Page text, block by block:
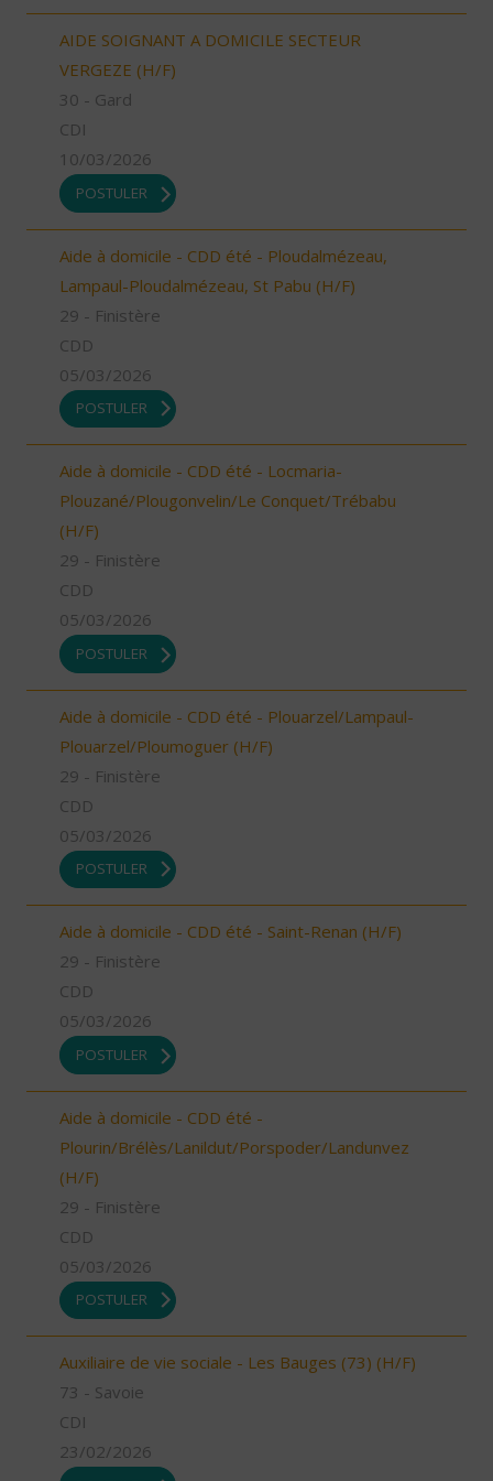
AIDE SOIGNANT A DOMICILE SECTEUR
VERGEZE (H/F)
30 - Gard
CDI
10/03/2026
POSTULER
Aide à domicile - CDD été - Ploudalmézeau,
Lampaul-Ploudalmézeau, St Pabu (H/F)
29 - Finistère
CDD
05/03/2026
POSTULER
Aide à domicile - CDD été - Locmaria-
Plouzané/Plougonvelin/Le Conquet/Trébabu
(H/F)
29 - Finistère
CDD
05/03/2026
POSTULER
Aide à domicile - CDD été - Plouarzel/Lampaul-
Plouarzel/Ploumoguer (H/F)
29 - Finistère
CDD
05/03/2026
POSTULER
Aide à domicile - CDD été - Saint-Renan (H/F)
29 - Finistère
CDD
05/03/2026
POSTULER
Aide à domicile - CDD été -
Plourin/Brélès/Lanildut/Porspoder/Landunvez
(H/F)
29 - Finistère
CDD
05/03/2026
POSTULER
Auxiliaire de vie sociale - Les Bauges (73) (H/F)
73 - Savoie
CDI
23/02/2026